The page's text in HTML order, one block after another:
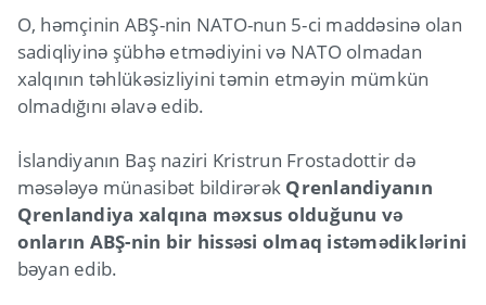
O, həmçinin ABŞ-nin NATO-nun 5-ci maddəsinə olan
sadiqliyinə şübhə etmədiyini və NATO olmadan
xalqının təhlükəsizliyini təmin etməyin mümkün
olmadığını əlavə edib.
İslandiyanın Baş naziri Kristrun Frostadottir də
məsələyə münasibət bildirərək Qrenlandiyanın
Qrenlandiya xalqına məxsus olduğunu və
onların ABŞ-nin bir hissəsi olmaq istəmədiklərini
bəyan edib.